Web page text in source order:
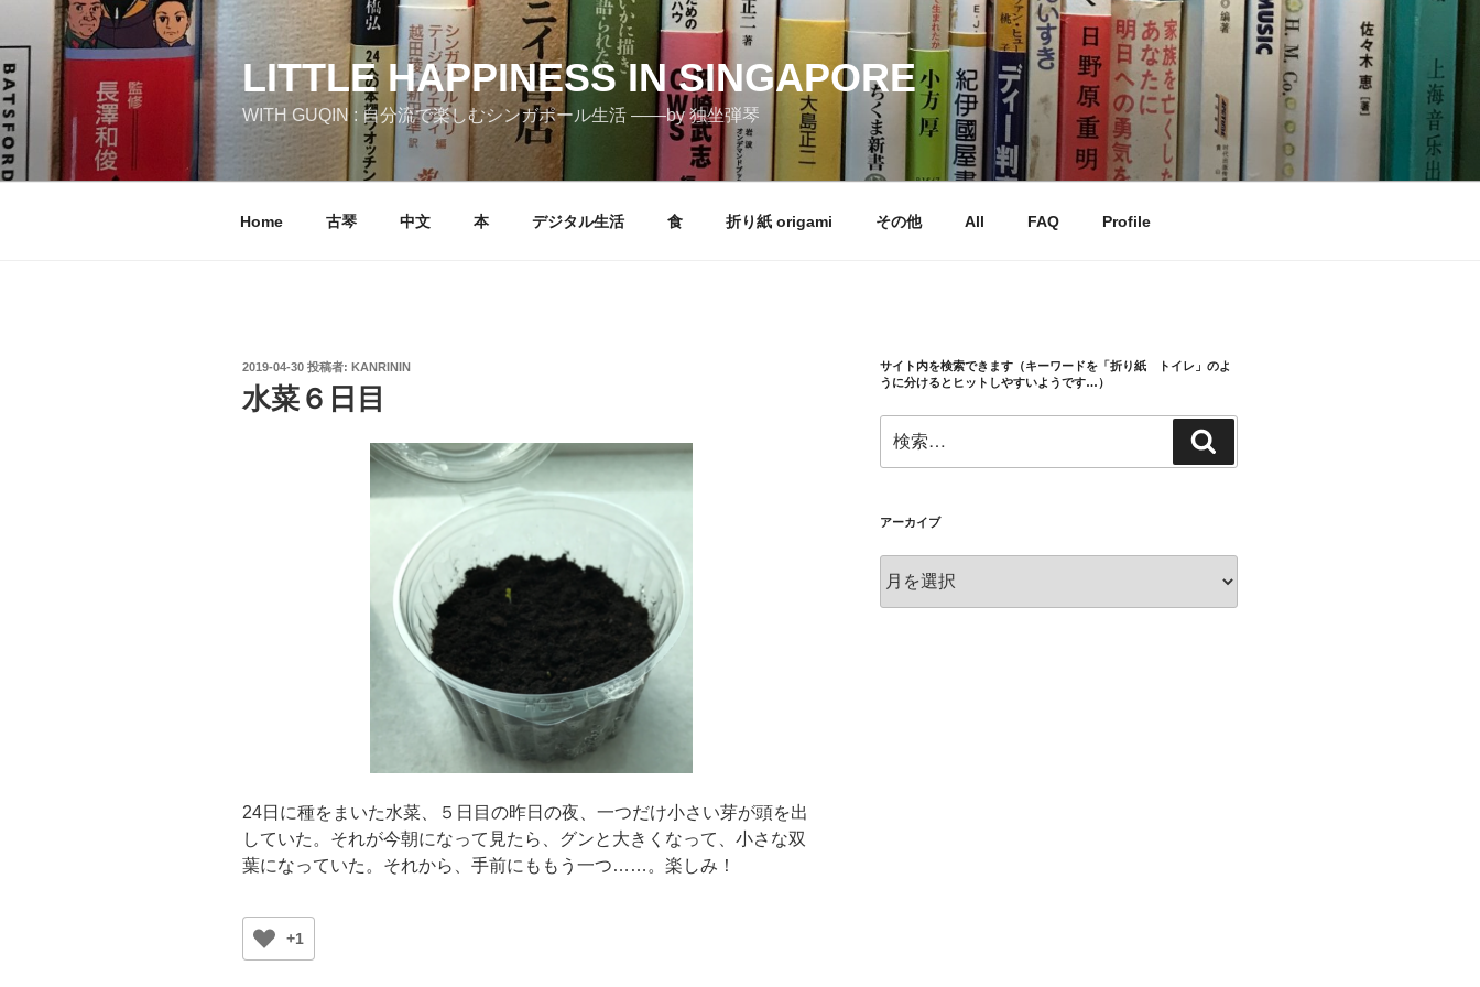
テ
ン
ツ
へ
ス
LITTLE HAPPINESS IN SINGAPORE
WITH GUQIN : 自分流で楽しむシンガポール生活 ――by 独坐弾琴
Home 古琴 中文 本 デジタル生活 食 折り紙 origami その他 All FAQ Profile
投
日:
2019-04-30 投稿者: KANRININ
水菜６日目
24日に種をまいた水菜、５日目の昨日の夜、一つだけ小さい芽が頭を出
していた。それが今朝になって見たら、グンと大きくなって、小さな双
葉になっていた。それから、手前にももう一つ……。楽しみ！
+1
サイト内を検索できます（キーワードを「折り紙 トイレ」のよ
うに分けるとヒットしやすいようです…）
索:
索
アーカイブ
ー